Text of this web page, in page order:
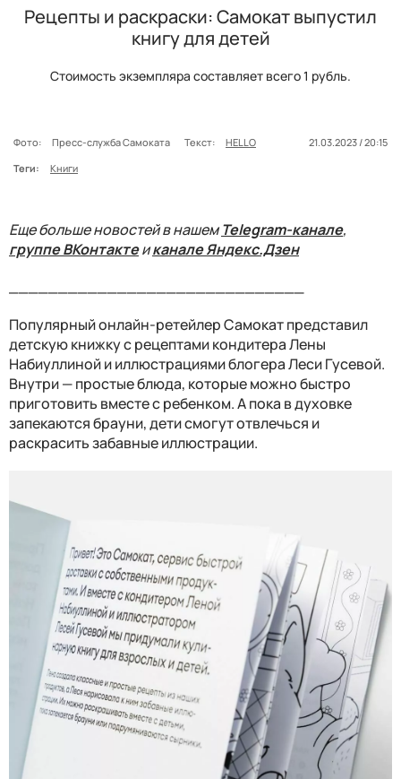
Рецепты и раскраски: Самокат выпустил
книгу для детей
Стоимость экземпляра составляет всего 1 рубль.
Фото: Пресс-служба Самоката Текст: HELLO
21.03.2023 / 20:15
Теги:
Книги
Еще больше новостей в нашемTelegram-канале,
группе ВКонтактеиканале Яндекс.Дзен
Популярный онлайн-ретейлер Самокат представил
детскую книжку с рецептами кондитера Лены
Набиуллиной и иллюстрациями блогера Леси Гусевой.
Внутри — простые блюда, которые можно быстро
приготовить вместе с ребенком. А пока в духовке
запекаются брауни, дети смогут отвлечься и
раскрасить забавные иллюстрации.